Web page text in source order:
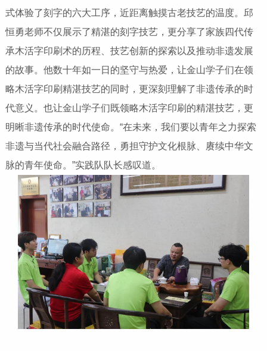
式体验了刻字的六大工序，近距离触摸古老技艺的温度。邱
恒勇老师不仅展示了精湛的刻字技艺，更分享了家族四代传
承木活字印刷术的历程、技艺创新的探索以及推动非遗发展
的故事。他数十年如一日的坚守与热爱，让金山学子们在领
略木活字印刷精湛技艺的同时，更深刻理解了非遗传承的时
代意义。也让金山学子们既领略木活字印刷的精湛技艺，更
明晰非遗传承的时代使命。“在未来，我们要以青年之力探索
非遗与当代社会融合路径，勇担守护文化根脉、赓续中华文
脉的青年使命。”实践队队长感叹道。